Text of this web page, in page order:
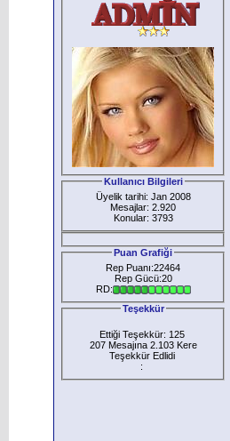
Kullanıcı Bilgileri
Üyelik tarihi: Jan 2008
Mesajlar: 2.920
Konular: 3793
Puan Grafiği
Rep Puanı:22464
Rep Gücü:20
RD:
Teşekkür
Ettiği Teşekkür: 125
207 Mesajına 2.103 Kere
Teşekkür Edlidi
: